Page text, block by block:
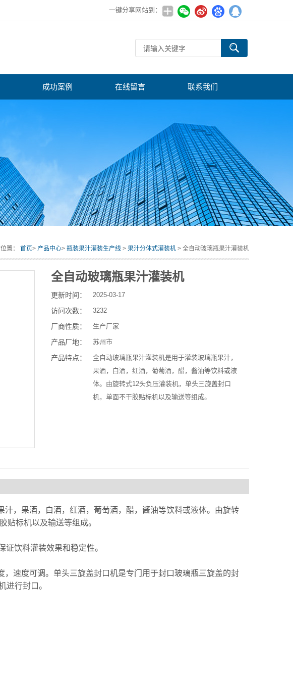
一键分享网站到：
成功案例 在线留言 联系我们
置： 首页> 产品中心> 瓶装果汁灌装生产线 > 果汁分体式灌装机 > 全自动玻璃瓶果汁灌装机
全自动玻璃瓶果汁灌装机
更新时间： 2025-03-17
访问次数： 3232
厂商性质： 生产厂家
产品厂地： 苏州市
产品特点：
全自动玻璃瓶果汁灌装机是用于灌装玻璃瓶果汁，
果酒，白酒，红酒，葡萄酒，醋，酱油等饮料或液
体。由旋转式12头负压灌装机，单头三旋盖封口
机，单面不干胶贴标机以及输送等组成。
，果酒，白酒，红酒，葡萄酒，醋，酱油等饮料或液体。由旋转
贴标机以及输送等组成。
饮料灌装效果和稳定性。
速度可调。单头三旋盖封口机是专门用于封口玻璃瓶三旋盖的封
进行封口。